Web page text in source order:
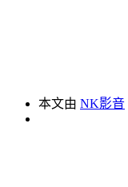
本文由 NK影音